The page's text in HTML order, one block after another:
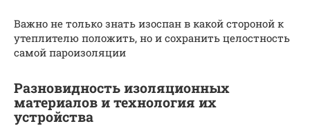
Важно не только знать изоспан в какой стороной к
утеплителю положить, но и сохранить целостность
самой пароизоляции
Разновидность изоляционных
материалов и технология их
устройства